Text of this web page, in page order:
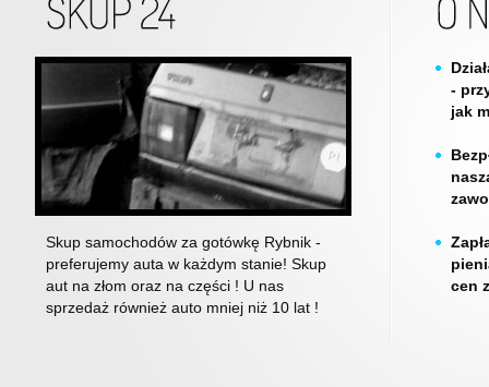
Skup samochodów za gotówkę Rybnik -
preferujemy auta w każdym stanie! Skup
aut na złom oraz na części ! U nas
sprzedaż również auto mniej niż 10 lat !
-
jak
cen